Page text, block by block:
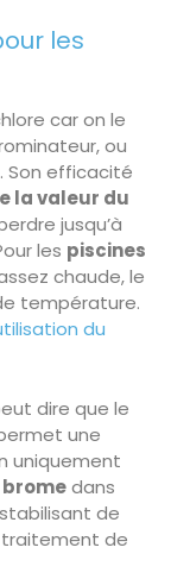
les
car on le
ou
Son efficacité
la valeur du
jusqu’à
les piscines
chaude, le
température.
du
dire que le
une
uniquement
dans
de
de